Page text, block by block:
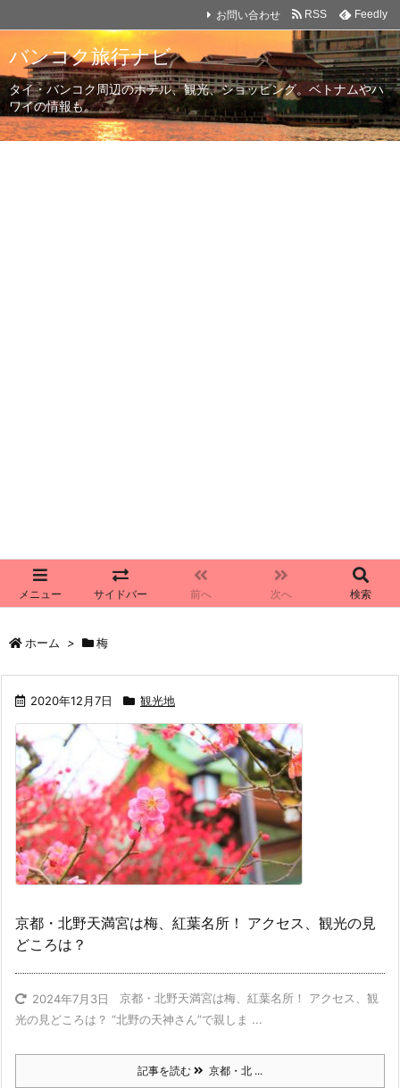
バンコク旅行ナビ
タイ・バンコク周辺のホテル、観光、ショッピング。ベトナムやハ
ワイの情報も。
メニュー サイドバー 前へ 次へ 検索
お問い合わせ RSS Feedly
ホーム > 梅
2020年12月7日 観光地
京都・北野天満宮は梅、紅葉名所！ アクセス、観光の見
どころは？
2024年7月3日
京都・北野天満宮は梅、紅葉名所！ アクセス、観
光の見どころは？ “北野の天神さん”で親しま ...
記事を読む 京都・北 ...